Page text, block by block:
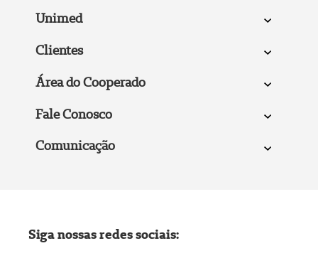
Unimed
Clientes
Área do Cooperado
Fale Conosco
Comunicação
Siga nossas redes sociais: